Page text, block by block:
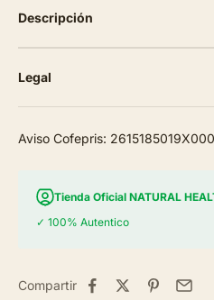
Descripción
Legal
Aviso Cofepris:
Tienda Oficial NATURAL
✓ 100% Autentico
Compartir